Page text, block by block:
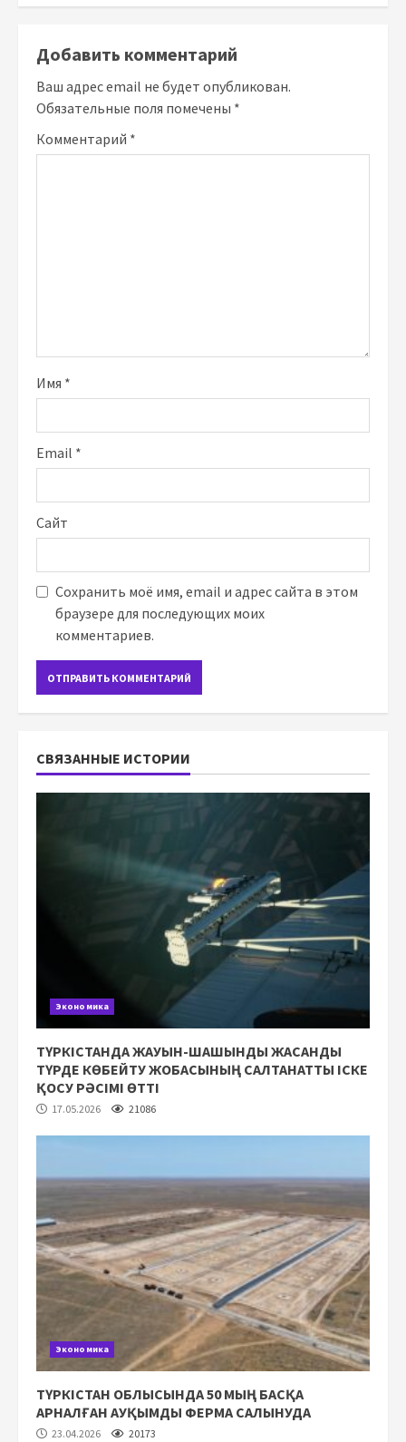
Добавить комментарий
Ваш адрес email не будет опубликован.
Обязательные поля помечены *
Комментарий *
Имя *
Email *
Сайт
Сохранить моё имя, email и адрес сайта в этом
браузере для последующих моих
комментариев.
СВЯЗАННЫЕ ИСТОРИИ
Экономика
ТҮРКІСТАНДА ЖАУЫН-ШАШЫНДЫ ЖАСАНДЫ
ТҮРДЕ КӨБЕЙТУ ЖОБАСЫНЫҢ САЛТАНАТТЫ ІСКЕ
ҚОСУ РӘСІМІ ӨТТІ
17.05.2026 21086
Экономика
ТҮРКІСТАН ОБЛЫСЫНДА 50 МЫҢ БАСҚА
АРНАЛҒАН АУҚЫМДЫ ФЕРМА САЛЫНУДА
23.04.2026 20173